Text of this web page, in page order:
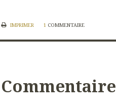
IMPRIMER 1 COMMENTAIRE